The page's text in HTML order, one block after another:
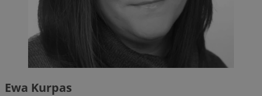
Ewa Kurpas